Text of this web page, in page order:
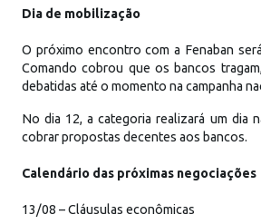
Dia de mobilização
O próximo encontro com a Fenaban
Comando cobrou que os bancos
debatidas até o momento na campanha
No dia 12, a categoria realizará um dia
cobrar propostas decentes aos bancos.
Calendário das próximas negociações
13/08 – Cláusulas econômicas